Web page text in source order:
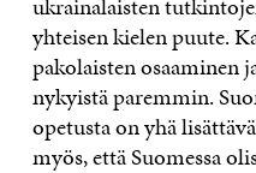
yhteisen kielen puute.
pakolaisten
nykyistä paremmin.
opetusta on yhä
myös, että Suomessa